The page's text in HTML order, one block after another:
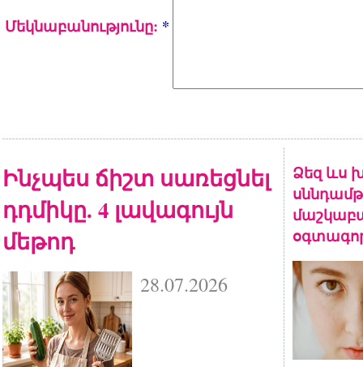
Մեկնաբանությունը: *
Ինչպես ճիշտ սառեցնել
դդմիկը. 4 լավագույն
մեթոդ
28.07.2026
Ձեզ ևս